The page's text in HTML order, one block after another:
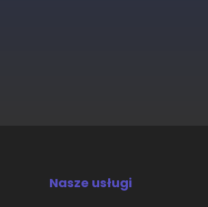
Nasze usługi